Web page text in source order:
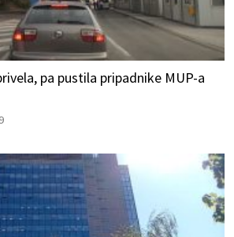
pa pustila pripadnike MUP-a